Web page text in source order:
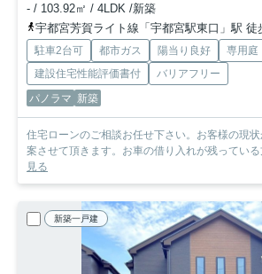
- / 103.92㎡ / 4LDK /新築
宇都宮芳賀ライト線「宇都宮駅東口」駅 徒
駐車2台可 都市ガス 陽当り良好
専用庭
建設住宅性能評価書付
バリアフリー
パノラマ 新築
住宅ローンのご相談お任せ下さい。お客様の現
案させて頂きます。お車の借り入れが残ってい
見る
新築一戸建